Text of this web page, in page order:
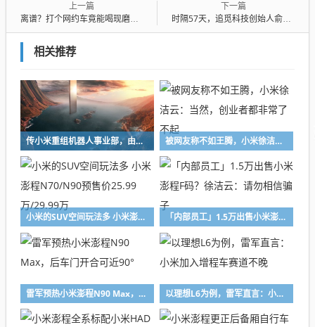
上一篇
离谱？打个网约车竟能喝现磨咖啡了
下一篇
时隔57天，追觅科技创始人俞浩宣布回归
相关推荐
传小米重组机器人事业部，由前字节具身负责人孔涛挂帅 被网友称不如王腾，小米徐洁云：当然，创业者都非常了不起
小米的SUV空间玩法多 小米澎程N70/N90预售价25.99万/29.99万 「内部员工」1.5万出售小米澎程F码？徐洁云：请勿相信骗子
雷军预热小米澎程N90 Max，后车门开合可近90° 以理想L6为例，雷军直言：小米加入增程车赛道不晚